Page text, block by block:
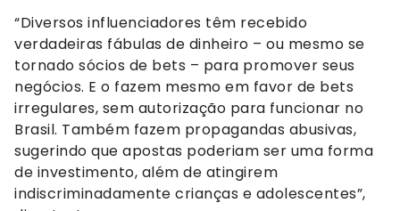
“Diversos influenciadores têm recebido
verdadeiras fábulas de dinheiro – ou mesmo se
tornado sócios de bets – para promover seus
negócios. E o fazem mesmo em favor de bets
irregulares, sem autorização para funcionar no
Brasil. Também fazem propagandas abusivas,
sugerindo que apostas poderiam ser uma forma
de investimento, além de atingirem
indiscriminadamente crianças e adolescentes”,